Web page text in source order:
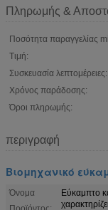
Πληρωμής &
Ποσότητα παραγγελίας
Τιμή:
Συσκευασία λεπτομέρειες:
Χρόνος παράδοσης:
Όροι πληρωμής:
περιγραφή
Βιομηχανικό
Όνομα
Εύκαμπτο